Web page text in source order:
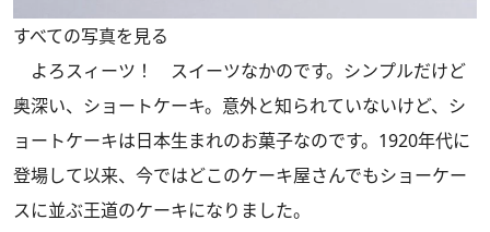
すべての写真を見る
よろスィーツ！ スイーツなかのです。シンプルだけど
奥深い、ショートケーキ。意外と知られていないけど、シ
ョートケーキは日本生まれのお菓子なのです。1920年代に
登場して以来、今ではどこのケーキ屋さんでもショーケー
スに並ぶ王道のケーキになりました。